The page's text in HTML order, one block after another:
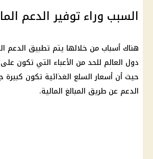
السبب وراء توفير الدعم
هناك أسباب من خلالها يتم تطبيق الدعم
دول العالم للحد من الأعباء التي تكون
حيث أن أسعار السلع الغذائية تكون كبيرة
الدعم عن طريق المبالغ المالية.